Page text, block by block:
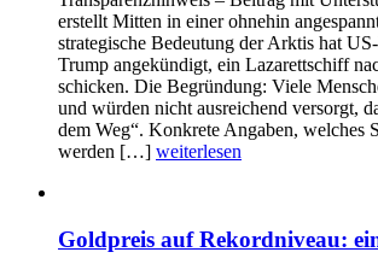
erstellt Mitten in einer ohnehin
strategische Bedeutung der Arktis hat
Trump angekündigt, ein Lazarettschiff
schicken. Die Begründung: Viele
und würden nicht ausreichend versorgt,
dem Weg“. Konkrete Angaben, welches
werden […] weiterlesen
Goldpreis auf Rekordniveau: